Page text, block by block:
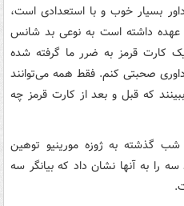
بسیار خوب و با استعدادی است،
عهده داشته است به نوعی بد شانس
کارت قرمز به ضرر ما گرفته شده
صحبتی کنم. فقط همه می‌توانند
که قبل و بعد از کارت قرمز چه
گذشته به ژوزه مورینیو توهین
را به آنها نشان داد که بیانگر سه